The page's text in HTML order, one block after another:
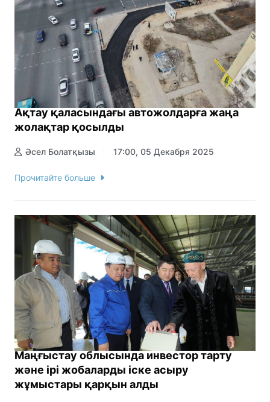
Ақтау қаласындағы автожолдарға жаңа
жолақтар қосылды
Әсел Болатқызы 17:00, 05 Декабря 2025
Прочитайте больше
Маңғыстау облысында инвестор тарту
және ірі жобаларды іске асыру
жұмыстары қарқын алды